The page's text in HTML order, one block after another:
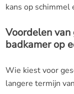
kans op schimmel
Voordelen
badkamer op
Wie kiest voor
langere termijn